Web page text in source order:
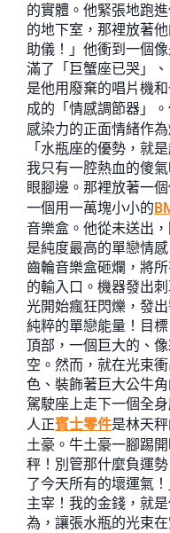
的實體。他緊張地跑
的地下室，那裡放著
助儀！」他衝到一個
滿了「巨蟹座已哭」
是他用廢棄的唱片機
成的「情感調節器」
感染力的正面情緒作
「水瓶座的優勢，就
我只有一腔熱血的傻
眼腳邊。那裡放著一
一個用一萬塊小小的
音樂盒。他從未送出
是純度最高的單戀情
齒輪音樂盒砸爛，將
的輸入口。機器發出
光開始瘋狂閃爍，發
純粹的單戀能量！目
頂部，一個巨大的、
空。然而，就在光束
色、裝飾著巨大公牛
駕駛座上走下一個全
人正賓士零件是林天
土豪。牛土豪一腳踢
秤！別管那什麼負運
了今天所有的壞運氣
主宰！我的金錢，就
為，讓張水瓶的光束